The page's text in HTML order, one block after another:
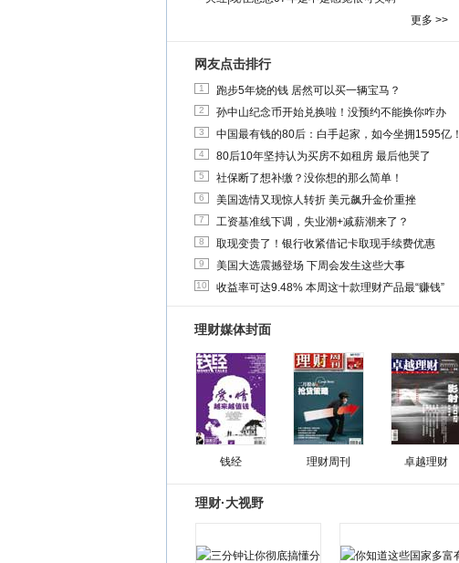
更多 >>
网友点击排行
1 跑步5年烧的钱 居然可以买一辆宝马？
2 孙中山纪念币开始兑换啦！没预约不能换你咋办
3 中国最有钱的80后：白手起家，如今坐拥1595亿！
4 80后10年坚持认为买房不如租房 最后他哭了
5 社保断了想补缴？没你想的那么简单！
6 美国选情又现惊人转折 美元飙升金价重挫
7 工资基准线下调，失业潮+减薪潮来了？
8 取现变贵了！银行收紧借记卡取现手续费优惠
9 美国大选震撼登场 下周会发生这些大事
10 收益率可达9.48% 本周这十款理财产品最“赚钱”
理财媒体封面
钱经 理财周刊 卓越理财
理财·大视野